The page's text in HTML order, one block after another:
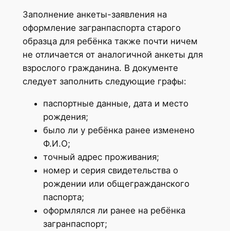
Заполнение анкеты-заявления на
оформление загранпаспорта старого
образца для ребёнка также почти ничем
не отличается от аналогичной анкеты для
взрослого гражданина. В документе
следует заполнить следующие графы:
паспортные данные, дата и место
рождения;
было ли у ребёнка ранее изменено
Ф.И.О;
точный адрес проживания;
номер и серия свидетельства о
рождении или общегражданского
паспорта;
оформлялся ли ранее на ребёнка
загранпаспорт;